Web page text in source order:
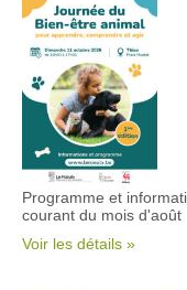
Programme et
courant du mois d'août
Voir les détails »